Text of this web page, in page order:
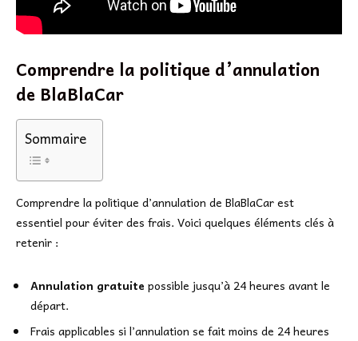
Comprendre la politique d’annulation
de BlaBlaCar
Sommaire
Comprendre la politique d’annulation de BlaBlaCar est
essentiel pour éviter des frais. Voici quelques éléments clés à
retenir :
Annulation gratuite possible jusqu’à 24 heures avant le
départ.
Frais applicables si l’annulation se fait moins de 24 heures